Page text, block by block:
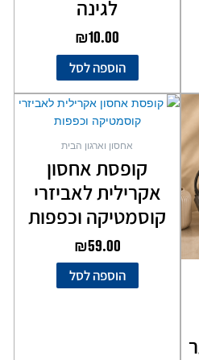
לגינה
₪10.00
הוספה לסל
אחסון וארגון הבית
קופסת אחסון
אקרילית לאביזרי
קוסמטיקה וכפפות
₪59.00
הוספה לסל